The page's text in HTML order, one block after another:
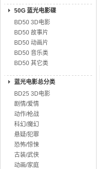
50G 蓝光电影碟
BD50 3D电影
BD50 故事片
BD50 动画片
BD50 音乐类
BD50 其它类
蓝光电影总分类
BD25 3D电影
剧情/爱情
动作/枪战
科幻/魔幻
悬疑/犯罪
恐怖/惊悚
古装/武侠
动画/家庭